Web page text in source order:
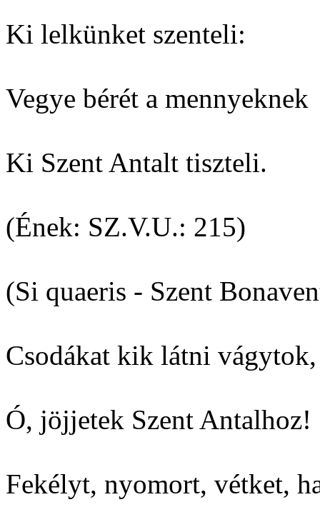
Ki lelkünket szenteli:
Vegye bérét a mennyeknek
Ki Szent Antalt tiszteli.
(Ének: SZ.V.U.: 215)
(Si quaeris - Szent
Csodákat kik látni vágytok,
Ó, jöjjetek Szent Antalhoz!
Fekélyt, nyomort, vétket,